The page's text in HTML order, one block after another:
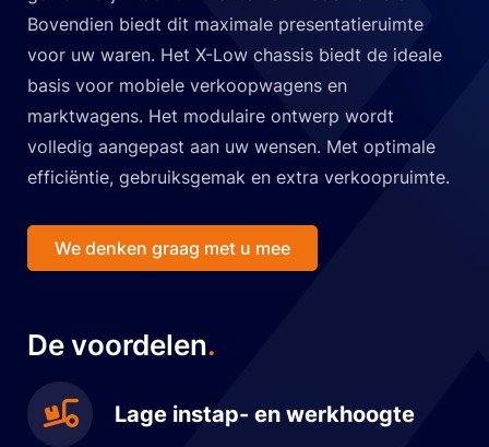
Bovendien biedt dit maximale presentatieruimte
voor uw waren. Het X-Low chassis biedt de ideale
basis voor mobiele verkoopwagens en
marktwagens. Het modulaire ontwerp wordt
volledig aangepast aan uw wensen. Met optimale
efficiëntie, gebruiksgemak en extra verkoopruimte.
We denken graag met u mee
De voordelen.
Lage instap- en werkhoogte